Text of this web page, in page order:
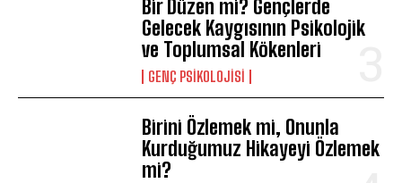
Bir Düzen mi? Gençlerde
Gelecek Kaygısının Psikolojik
ve Toplumsal Kökenleri
GENÇ PSIKOLOJISI
Birini Özlemek mi, Onunla
Kurduğumuz Hikayeyi Özlemek
mi?